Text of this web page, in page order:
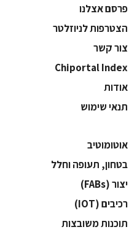
פרסם אצלנו
הצטרפות לניוזלטר
צור קשר
Chiportal Index
אודות
תנאי שימוש
אוטומוטיב
בטחון, תעופה וחלל
‫יצור (‪(FABs‬‬
‫רכיבים‬ (IOT)
‫תוכנות משובצות‬